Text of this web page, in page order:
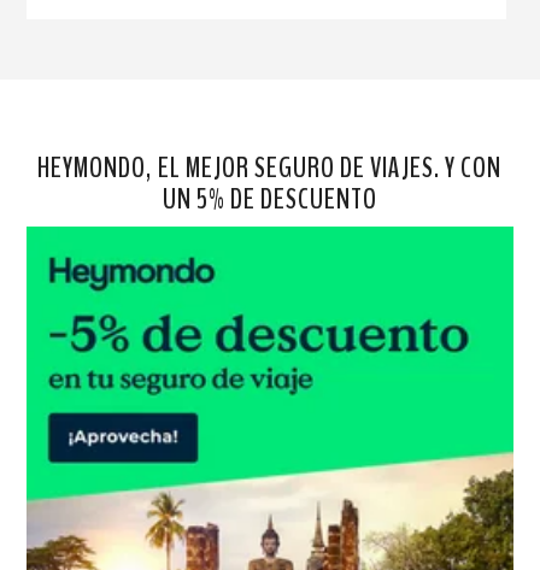
HEYMONDO, EL MEJOR SEGURO DE VIAJES. Y CON
UN 5% DE DESCUENTO